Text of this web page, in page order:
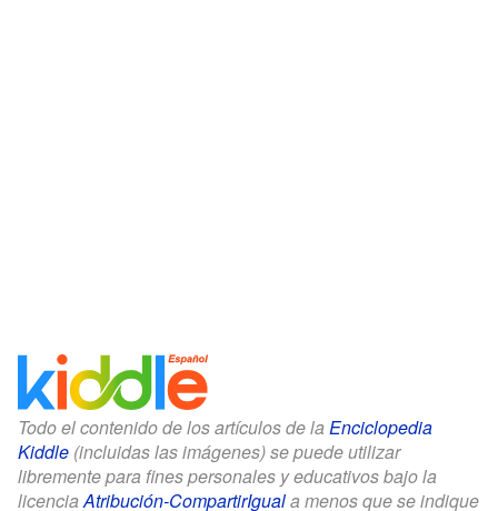
Todo el contenido de los artículos de la Enciclopedia
Kiddle (incluidas las imágenes) se puede utilizar
libremente para fines personales y educativos bajo la
licenciaAtribución-CompartirIguala menos que se indique